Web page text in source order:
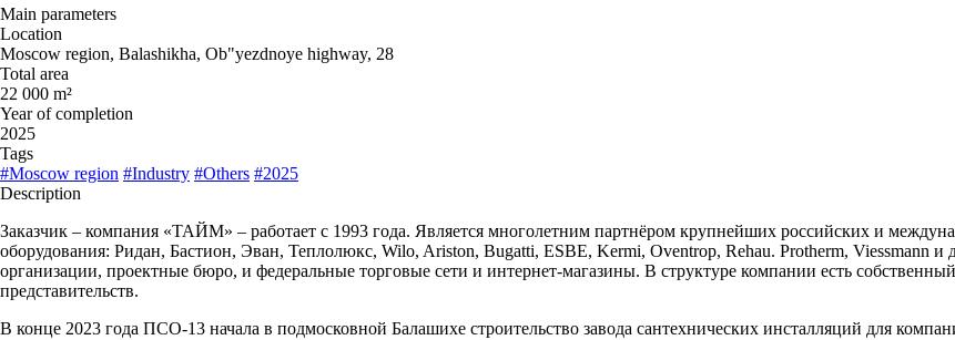
Main parameters
Location
Moscow region, Balashikha, Ob"yezdnoye highway, 28
Total area
22 000 m²
Year of completion
2025
Tags
#Moscow region #Industry #Others #2025
Description
Заказчик – компания «ТАЙМ» – работает с 1993 года. Является многолетним партнёром крупнейших российских и
оборудования: Ридан, Бастион, Эван, Теплолюкс, Wilo, Ariston, Bugatti, ESBE, Kermi, Oventrop, Rehau. Protherm, Viessmann
организации, проектные бюро, и федеральные торговые сети и интернет-магазины. В структуре компании есть
представительств.
В конце 2023 года ПСО-13 начала в подмосковной Балашихе строительство завода сантехнических инсталляций для